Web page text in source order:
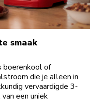
smaak
boerenkool of
die je alleen in
vervaardigde 3-
een uniek